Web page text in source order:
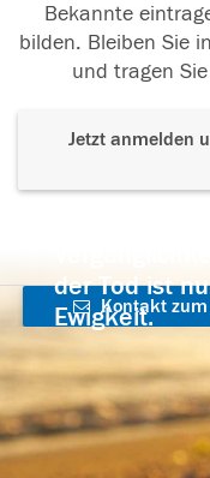
Bekannte
bilden. Bleiben Sie
und tragen
Jetzt anmelden
der Tod ist
Ewigkeit.
Kontakt zum
aufnehmen